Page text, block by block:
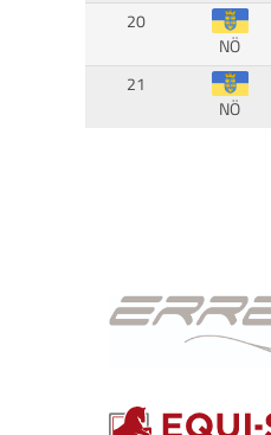
20
NÖ
21
NÖ